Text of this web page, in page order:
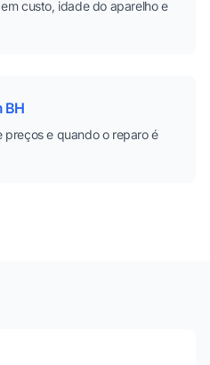
custo, idade do aparelho e
BH
preços e quando o reparo é